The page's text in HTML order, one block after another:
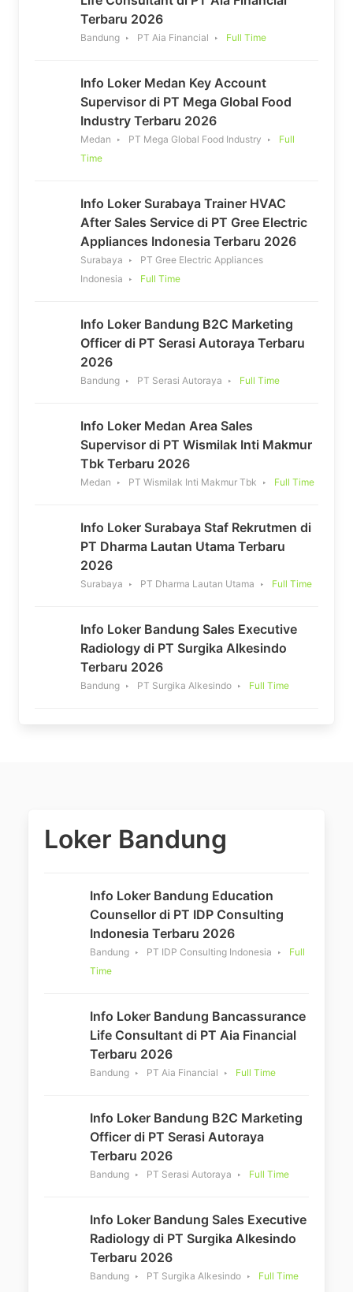
Terbaru 2026
Bandung PT Aia Financial Full Time
Info Loker Medan Key Account
Supervisor di PT Mega Global Food
Industry Terbaru 2026
Medan PT Mega Global Food Industry
Full
Time
Info Loker Surabaya Trainer HVAC
After Sales Service di PT Gree Electric
Appliances Indonesia Terbaru 2026
Surabaya
PT Gree Electric Appliances
Indonesia
Full Time
Info Loker Bandung B2C Marketing
Officer di PT Serasi Autoraya Terbaru
2026
Bandung PT Serasi Autoraya Full Time
Info Loker Medan Area Sales
Supervisor di PT Wismilak Inti Makmur
Tbk Terbaru 2026
Medan PT Wismilak Inti Makmur Tbk Full Time
Info Loker Surabaya Staf Rekrutmen di
PT Dharma Lautan Utama Terbaru
2026
Surabaya PT Dharma Lautan Utama Full Time
Info Loker Bandung Sales Executive
Radiology di PT Surgika Alkesindo
Terbaru 2026
Bandung PT Surgika Alkesindo Full Time
Loker Bandung
Info Loker Bandung Education
Counsellor di PT IDP Consulting
Indonesia Terbaru 2026
Bandung PT IDP Consulting Indonesia
Full
Time
Info Loker Bandung Bancassurance
Life Consultant di PT Aia Financial
Terbaru 2026
Bandung PT Aia Financial Full Time
Info Loker Bandung B2C Marketing
Officer di PT Serasi Autoraya
Terbaru 2026
Bandung PT Serasi Autoraya Full Time
Info Loker Bandung Sales Executive
Radiology di PT Surgika Alkesindo
Terbaru 2026
Bandung PT Surgika Alkesindo Full Time